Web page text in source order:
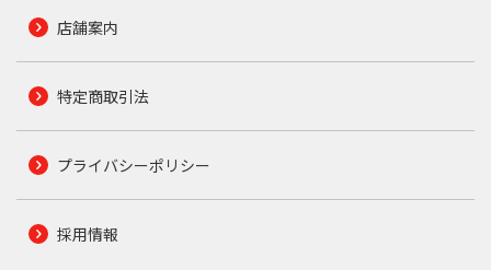
店舗案内
特定商取引法
プライバシーポリシー
採用情報